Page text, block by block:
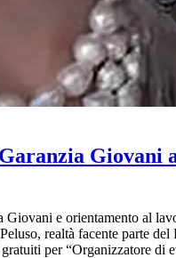
Giovani
e orientamento al
realtà facente parte
per “Organizzatore di